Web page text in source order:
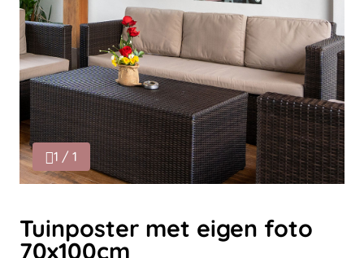
1 / 1
Tuinposter met eigen foto
70x100cm